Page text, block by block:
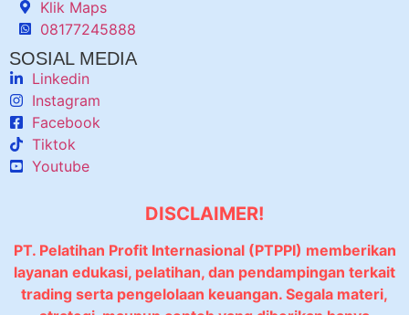
Klik Maps
08177245888
SOSIAL MEDIA
Linkedin
Instagram
Facebook
Tiktok
Youtube
DISCLAIMER!
PT. Pelatihan Profit Internasional (PTPPI) memberikan
layanan edukasi, pelatihan, dan pendampingan terkait
trading serta pengelolaan keuangan. Segala materi,